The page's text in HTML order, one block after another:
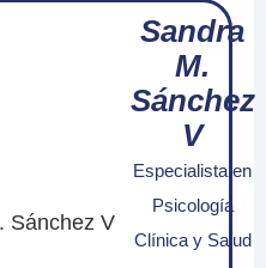
Sandra
M.
Sánchez
V
Especialista en
Psicología
Clínica y Salud